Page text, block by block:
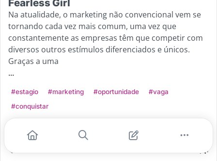
Fearless Girl
Na atualidade, o marketing não convencional vem se
tornando cada vez mais comum, uma vez que
constantemente as empresas têm que competir com
diversos outros estímulos diferenciados e únicos.
Graças a uma
...
#estagio #marketing #oportunidade
#vaga
#conquistar
Leia mais
1